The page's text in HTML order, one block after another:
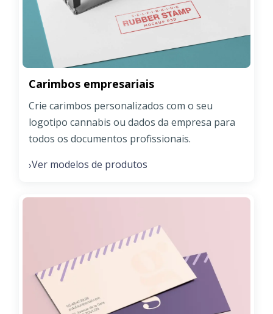
Carimbos empresariais
Crie carimbos personalizados com o seu
logotipo cannabis ou dados da empresa para
todos os documentos profissionais.
›Ver modelos de produtos